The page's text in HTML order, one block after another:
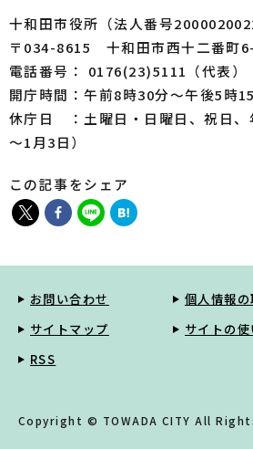
十和田市役所（法人番号
〒034-8615 十和田市西十二番町
電話番号： 0176(23)5111（代表）
開庁時間：午前8時30分～午後5時
休庁日 ：土曜日・日曜日、祝日、
～1月3日）
この記事をシェア
お問い合わせ
個人情報
サイトマップ
サイトの
RSS
Copyright © TOWADA CITY All